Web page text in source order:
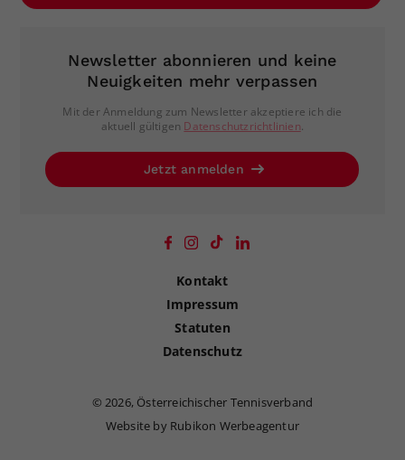
Newsletter abonnieren und keine
Neuigkeiten mehr verpassen
Mit der Anmeldung zum Newsletter akzeptiere ich die
aktuell gültigen Datenschutzrichtlinien.
Jetzt anmelden
Kontakt
Impressum
Statuten
Datenschutz
©2026, Österreichischer Tennisverband
Website by Rubikon Werbeagentur